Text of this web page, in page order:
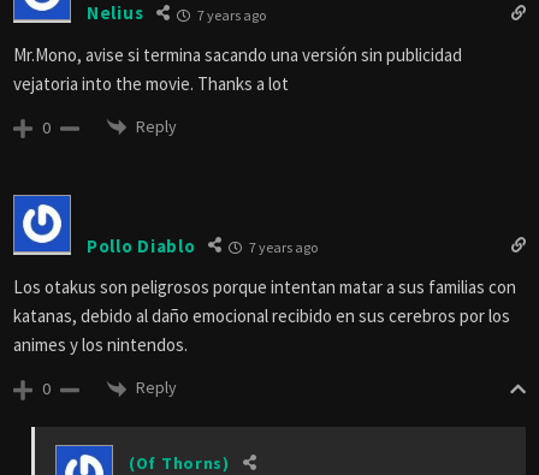
Nelius 7 years ago
Mr.Mono, avise si termina sacando una versión sin publicidad
vejatoria into the movie. Thanks a lot
0 Reply
Pollo Diablo 7 years ago
Los otakus son peligrosos porque intentan matar a sus familias con
katanas, debido al daño emocional recibido en sus cerebros por los
animes y los nintendos.
0 Reply
(Of Thorns)